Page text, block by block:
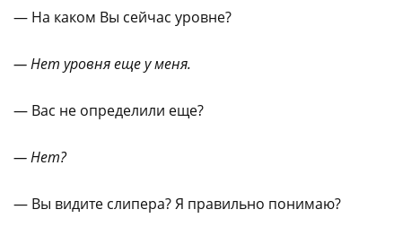
— На каком Вы сейчас уровне?
— Нет уровня еще у меня.
— Вас не определили еще?
— Нет?
— Вы видите слипера? Я правильно понимаю?